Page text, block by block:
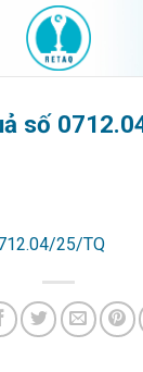
số
25/TQ